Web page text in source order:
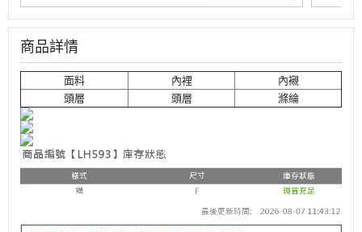
商品詳情
面料 內裡
內襯
頭層
頭層 滌綸